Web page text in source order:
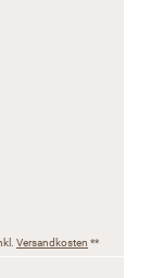
Versandkosten **